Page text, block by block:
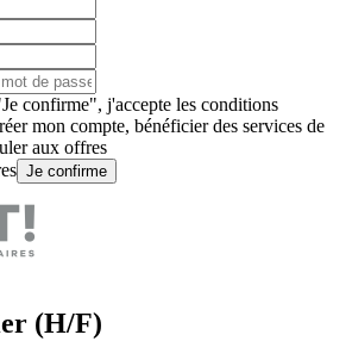
confirme", j'accepte les conditions
mon compte, bénéficier des services de
aux offres
Je confirme
(H/F)